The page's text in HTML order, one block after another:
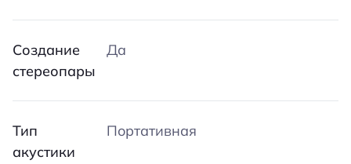
Создание
стереопары
Да
Тип
акустики
Портативная